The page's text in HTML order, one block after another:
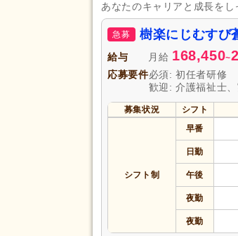
あなたのキャリアと成長をし
急募 樹楽にじむすび
給与 月給 168,450~
応募要件必須: 初任者研修
歓迎: 介護福祉士
募集状況 シフト
シフト制
早番
日勤
午後
夜勤
夜勤